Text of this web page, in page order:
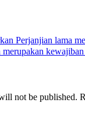
Perjanjian lama
kewajiban
not be published.